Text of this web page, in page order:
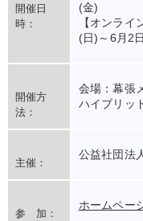
開催日
時：
(金)
【オンラ
(日)～6月2
開催方
法：
会場：幕張
ハイブリッ
主催：
公益社団法
参 加：
ホームペー